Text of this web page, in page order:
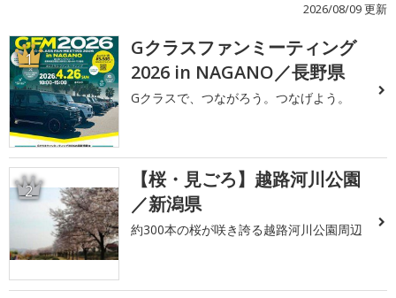
2026/08/09 更新
1
Gクラスファンミーティング
2026 in NAGANO／長野県
Gクラスで、つながろう。つなげよう。
2
【桜・見ごろ】越路河川公園
／新潟県
約300本の桜が咲き誇る越路河川公園周辺